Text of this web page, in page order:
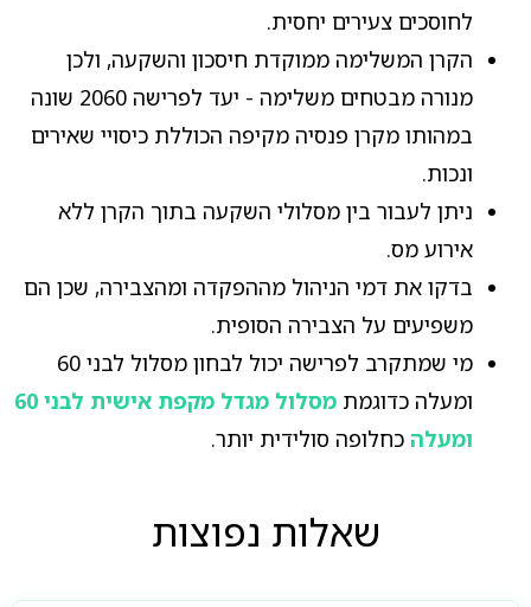
לחוסכים צעירים יחסית.
הקרן המשלימה ממוקדת חיסכון והשקעה, ולכן
מנורה מבטחים משלימה - יעד לפרישה 2060 שונה
במהותו מקרן פנסיה מקיפה הכוללת כיסויי שאירים
ונכות.
ניתן לעבור בין מסלולי השקעה בתוך הקרן ללא
אירוע מס.
בדקו את דמי הניהול מההפקדה ומהצבירה, שכן הם
משפיעים על הצבירה הסופית.
מי שמתקרב לפרישה יכול לבחון מסלול לבני 60
ומעלה כדוגמת
מסלול מגדל מקפת אישית לבני 60
ומעלהכחלופה סולידית יותר.
שאלות נפוצות